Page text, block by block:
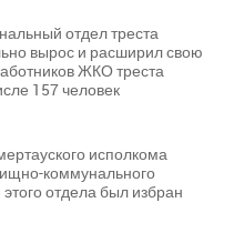
отдел треста
вырос и расширил свою
ЖКО треста
157 человек
исполкома
коммунального
отдела был избран